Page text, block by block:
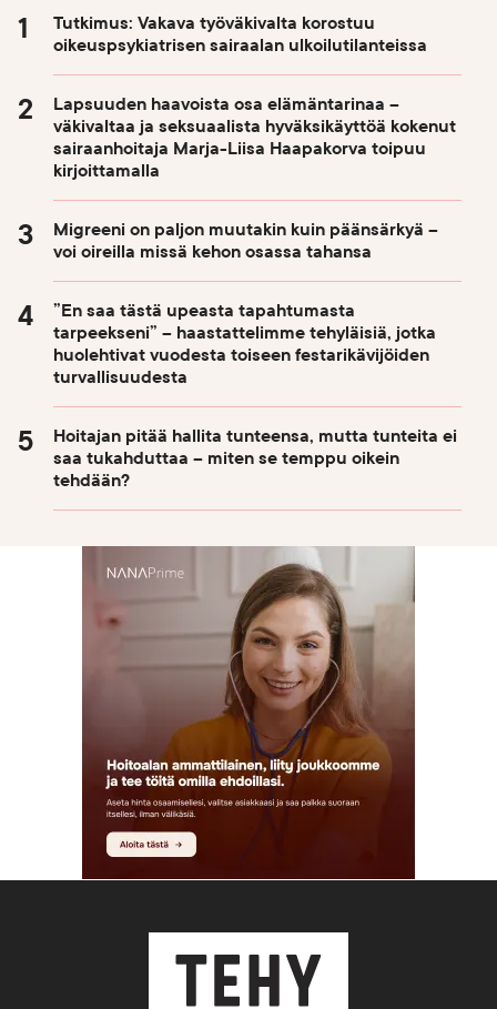
Tutkimus: Vakava työväkivalta korostuu
oikeuspsykiatrisen sairaalan ulkoilutilanteissa
Lapsuuden haavoista osa elämäntarinaa –
väkivaltaa ja seksuaalista hyväksikäyttöä kokenut
sairaanhoitaja Marja-Liisa Haapakorva toipuu
kirjoittamalla
Migreeni on paljon muutakin kuin päänsärkyä –
voi oireilla missä kehon osassa tahansa
”En saa tästä upeasta tapahtumasta
tarpeekseni” – haastattelimme tehyläisiä, jotka
huolehtivat vuodesta toiseen festarikävijöiden
turvallisuudesta
Hoitajan pitää hallita tunteensa, mutta tunteita ei
saa tukahduttaa – miten se temppu oikein
tehdään?